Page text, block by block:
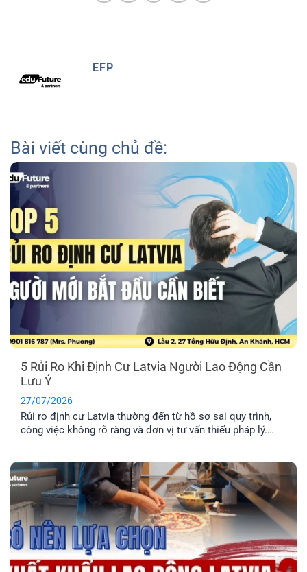
EFP
Bài viết cùng chủ đề:
5 Rủi Ro Khi Định Cư Latvia Người Lao Động Cần
Lưu Ý
27/07/2026
Rủi ro định cư Latvia thường đến từ hồ sơ sai quy trình,
công việc không rõ ràng và đơn vị tư vấn thiếu pháp lý.